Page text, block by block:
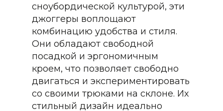
сноубордической культурой, эти
джоггеры воплощают
комбинацию удобства и стиля.
Они обладают свободной
посадкой и эргономичным
кроем, что позволяет свободно
двигаться и экспериментировать
со своими трюками на склоне. Их
стильный дизайн идеально